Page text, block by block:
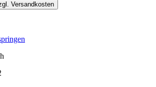
Versandkosten